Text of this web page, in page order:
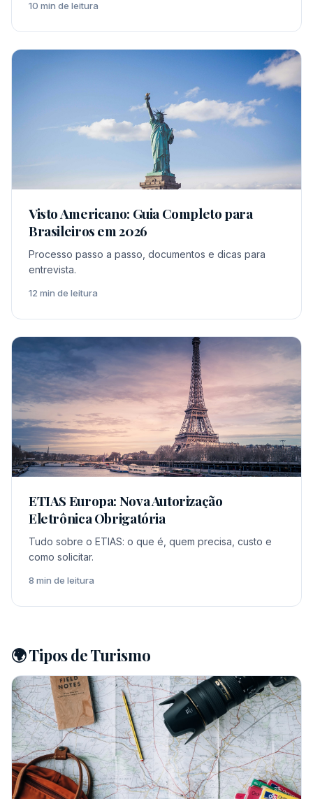
10 min de leitura
Visto Americano: Guia Completo para
Brasileiros em 2026
Processo passo a passo, documentos e dicas para
entrevista.
12 min de leitura
ETIAS Europa: Nova Autorização
Eletrônica Obrigatória
Tudo sobre o ETIAS: o que é, quem precisa, custo e
como solicitar.
8 min de leitura
🌍 Tipos de Turismo